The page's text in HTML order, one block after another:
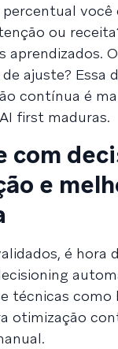
você
ou
aprendizados.
ajuste? Essa
contínua é
first maduras.
com
e
é hora
técnicas como
otimização